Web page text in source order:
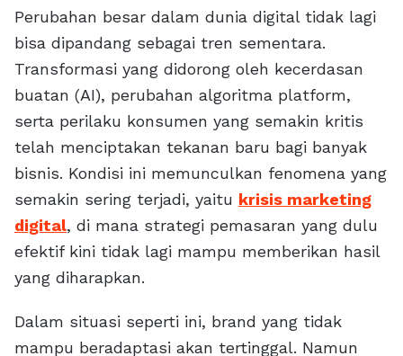
Perubahan besar dalam dunia digital tidak lagi
bisa dipandang sebagai tren sementara.
Transformasi yang didorong oleh kecerdasan
buatan (AI), perubahan algoritma platform,
serta perilaku konsumen yang semakin kritis
telah menciptakan tekanan baru bagi banyak
bisnis. Kondisi ini memunculkan fenomena yang
semakin sering terjadi, yaitu krisis marketing
digital, di mana strategi pemasaran yang dulu
efektif kini tidak lagi mampu memberikan hasil
yang diharapkan.
Dalam situasi seperti ini, brand yang tidak
mampu beradaptasi akan tertinggal. Namun